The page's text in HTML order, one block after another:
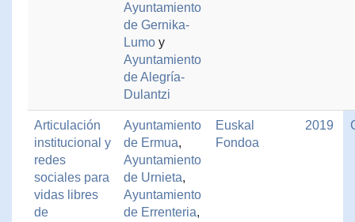
Ayuntamiento
de Gernika-
Lumo y
Ayuntamiento
de Alegría-
Dulantzi
Articulación
institucional y
redes
sociales para
vidas libres
de
Ayuntamiento
de Ermua,
Ayuntamiento
de Urnieta,
Ayuntamiento
de Errenteria,
Euskal
Fondoa
2019